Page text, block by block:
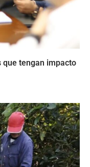
que tengan impacto